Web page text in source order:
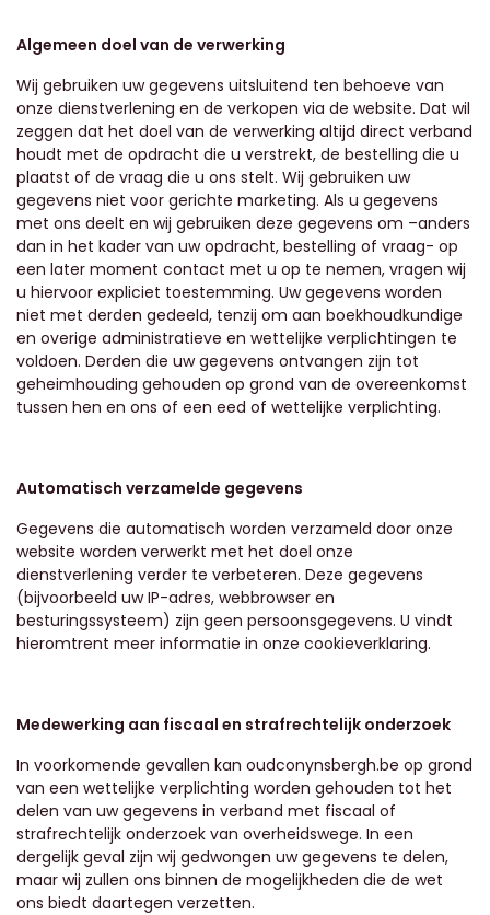
Algemeen doel van de verwerking
Wij gebruiken uw gegevens uitsluitend ten behoeve van
onze dienstverlening en de verkopen via de website. Dat wil
zeggen dat het doel van de verwerking altijd direct verband
houdt met de opdracht die u verstrekt, de bestelling die u
plaatst of de vraag die u ons stelt. Wij gebruiken uw
gegevens niet voor gerichte marketing. Als u gegevens
met ons deelt en wij gebruiken deze gegevens om –anders
dan in het kader van uw opdracht, bestelling of vraag- op
een later moment contact met u op te nemen, vragen wij
u hiervoor expliciet toestemming. Uw gegevens worden
niet met derden gedeeld, tenzij om aan boekhoudkundige
en overige administratieve en wettelijke verplichtingen te
voldoen. Derden die uw gegevens ontvangen zijn tot
geheimhouding gehouden op grond van de overeenkomst
tussen hen en ons of een eed of wettelijke verplichting.
Automatisch verzamelde gegevens
Gegevens die automatisch worden verzameld door onze
website worden verwerkt met het doel onze
dienstverlening verder te verbeteren. Deze gegevens
(bijvoorbeeld uw IP-adres, webbrowser en
besturingssysteem) zijn geen persoonsgegevens. U vindt
hieromtrent meer informatie in onze cookieverklaring.
Medewerking aan fiscaal en strafrechtelijk onderzoek
In voorkomende gevallen kan oudconynsbergh.be op grond
van een wettelijke verplichting worden gehouden tot het
delen van uw gegevens in verband met fiscaal of
strafrechtelijk onderzoek van overheidswege. In een
dergelijk geval zijn wij gedwongen uw gegevens te delen,
maar wij zullen ons binnen de mogelijkheden die de wet
ons biedt daartegen verzetten.